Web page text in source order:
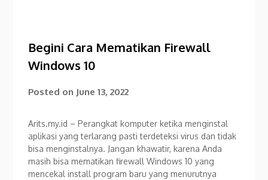
Begini Cara Mematikan Firewall
Windows 10
Posted on June 13, 2022
Arits.my.id – Perangkat komputer ketika menginstal
aplikasi yang terlarang pasti terdeteksi virus dan tidak
bisa menginstalnya. Jangan khawatir, karena Anda
masih bisa mematikan firewall Windows 10 yang
mencekal install program baru yang menurutnya